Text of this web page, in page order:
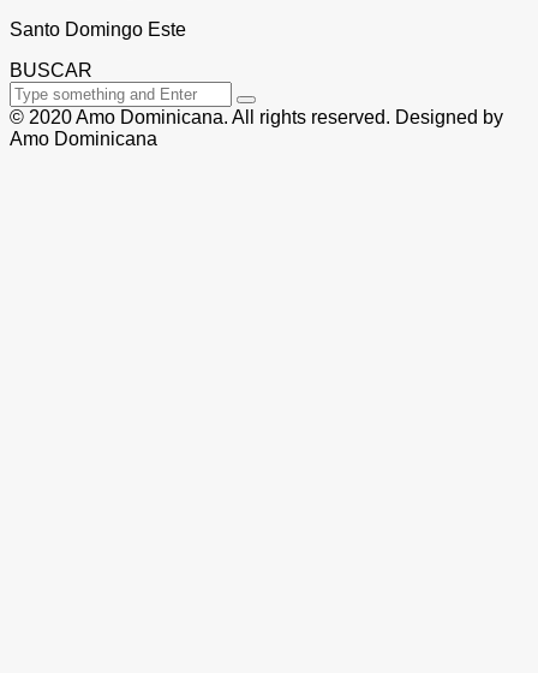
Santo Domingo Este
BUSCAR
© 2020 Amo Dominicana. All rights reserved. Designed by
Amo Dominicana